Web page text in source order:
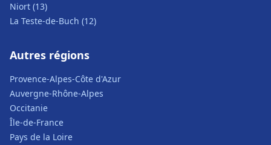
Niort (13)
La Teste-de-Buch (12)
Autres régions
Provence-Alpes-Côte d'Azur
Auvergne-Rhône-Alpes
Occitanie
Île-de-France
Pays de la Loire